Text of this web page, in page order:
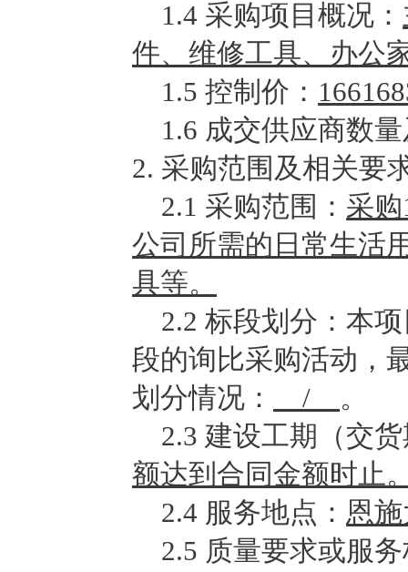
1.4 采购项目概况：
件、维修工具、办公
1.5 控制价：
1.6 成交供应商数
2. 采购范围及相关要
2.1 采购范围： 采购
公司 所需的 日常生活
具等。
2.2标段划分：本
段的询比采购活动，
划分情况：
/ 。
2.3 建设工期（交
额达到合同金额时止
2.4 服务地点： 恩
2.5 质量要求或服